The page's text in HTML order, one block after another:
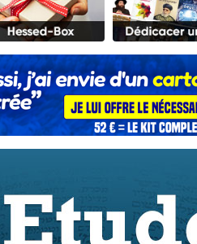
39 personnes viennent de faire un
Il reste 49 places pour étudier en
Ariel vient de donner son Maasser
Nathaniel vient de donner son Maasser
6 personnes viennent de faire un
2 personnes viennent de faire un don
Dovan vient de donner son Maasser
2 personnes viennent de nous rejoindre